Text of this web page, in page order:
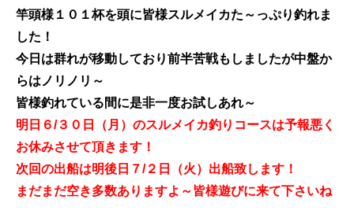
竿頭様１０１杯を頭に皆様スルメイカた～っぷり釣れま
した！
今日は群れが移動しており前半苦戦もしましたが中盤か
らはノリノリ～
皆様釣れている間に是非一度お試しあれ～
明日６/３０日（月）のスルメイカ釣りコースは予報悪く
お休みさせて頂きます！
次回の出船は明後日７/２日（火）出船致します！
まだまだ空き多数ありますよ～皆様遊びに来て下さいね